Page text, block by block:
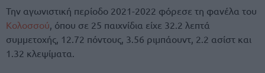
Την αγωνιστική περίοδο 2021-2022 φόρεσε τη φανέλα του
Κολοσσού, όπου σε 25 παιχνίδια είχε 32.2 λεπτά
συμμετοχής, 12.72 πόντους, 3.56 ριμπάουντ, 2.2 ασίστ και
1.32 κλεψίματα.